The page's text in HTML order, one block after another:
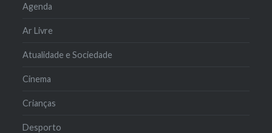
Agenda
Ar Livre
Atualidade e Sociedade
Cinema
Crianças
Desporto